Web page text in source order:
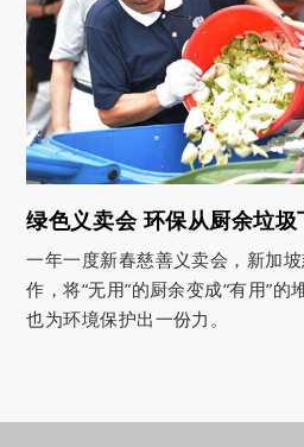
绿色义卖会 环保从厨余垃圾
一年一度新春慈善义卖会，新加
作，将“无用”的厨余变成“有用”的
也为环境保护出一份力。